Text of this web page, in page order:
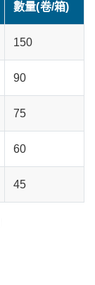
數量(卷/箱)
150
90
75
60
45